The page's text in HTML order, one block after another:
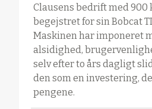
Clausens bedrift med 900
begejstret for sin Bobcat
Maskinen har imponeret
alsidighed,
selv efter to års dagligt
den som en investering,
pengene.